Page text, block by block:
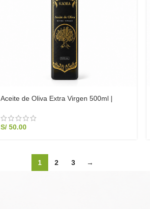
Aceite de Oliva Extra Virgen 500ml |
S/50.00
1 2 3 →